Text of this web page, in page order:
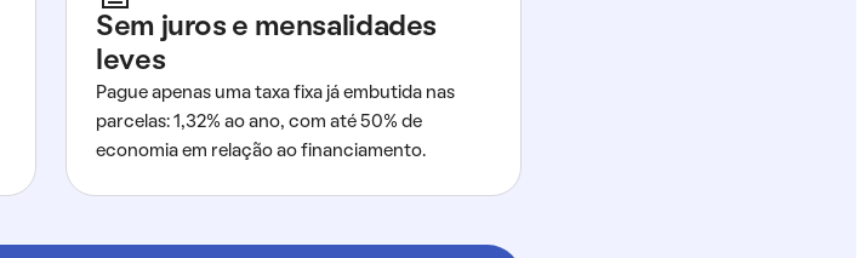
Sem juros e mensalidades
leves
Pague apenas uma taxa fixa já embutida nas
parcelas: 1,32% ao ano, com até 50% de
economia em relação ao financiamento.